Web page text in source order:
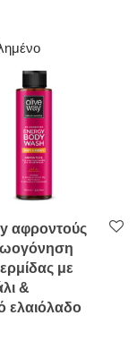
αφροντούς
με
&
ελαιόλαδο